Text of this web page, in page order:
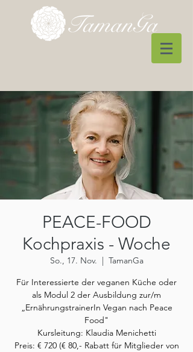
PEACE-FOOD
Kochpraxis - Woche
So., 17. Nov.
  |
TamanGa
Für Interessierte der veganen Küche oder
als Modul 2 der Ausbildung zur/m
„ErnährungstrainerIn Vegan nach Peace
Food"
Kursleitung: Klaudia Menichetti
Preis: € 720 (€ 80,- Rabatt für Mitglieder von